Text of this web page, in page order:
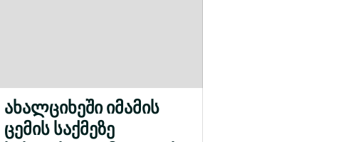
ახალციხეში იმამის
ცემის საქმეზე